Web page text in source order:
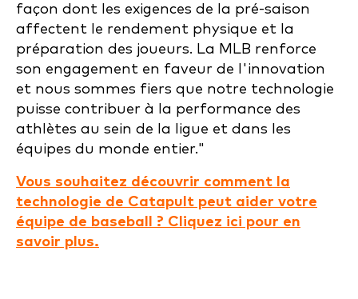
façon dont les exigences de la pré-saison
affectent le rendement physique et la
préparation des joueurs. La MLB renforce
son engagement en faveur de l'innovation
et nous sommes fiers que notre technologie
puisse contribuer à la performance des
athlètes au sein de la ligue et dans les
équipes du monde entier."
Vous souhaitez découvrir comment la
technologie de Catapult peut aider votre
équipe de baseball ? Cliquez ici pour en
savoir plus.